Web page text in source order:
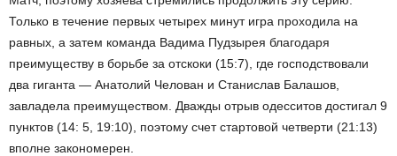
Только в течение первых четырех минут игра проходила на
равных, а затем команда Вадима Пудзырея благодаря
преимуществу в борьбе за отскоки (15:7), где господствовали
два гиганта — Анатолий Челован и Станислав Балашов,
завладела преимуществом. Дважды отрыв одесситов достигал 9
пунктов (14: 5, 19:10), поэтому счет стартовой четверти (21:13)
вполне закономерен.